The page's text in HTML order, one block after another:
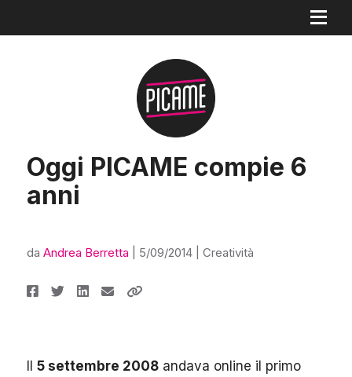
Oggi PICAME compie 6
anni
da Andrea Berretta 5/09/2014 Creatività
5 settembre 2008 andava online il primo